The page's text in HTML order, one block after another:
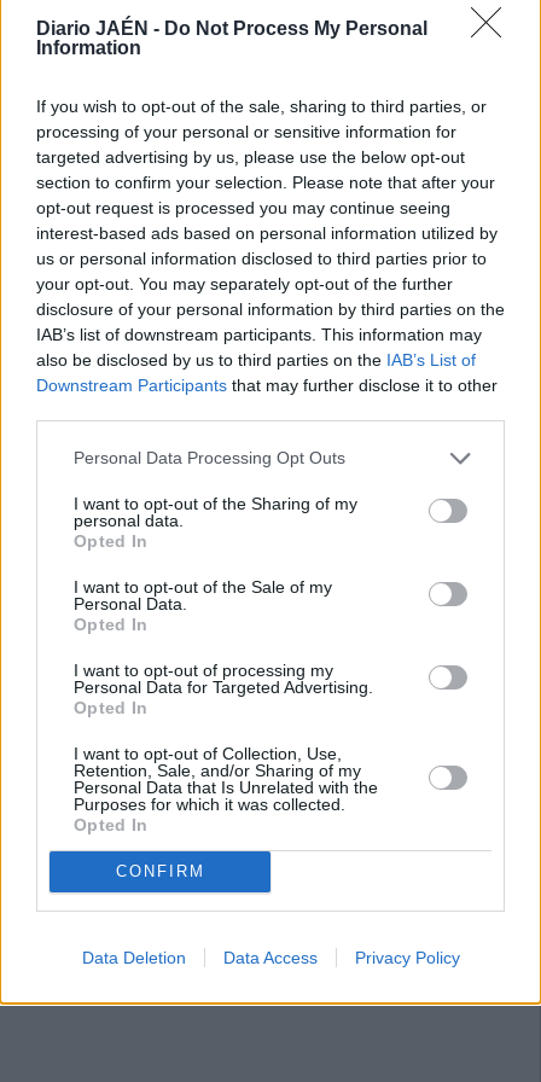
Diario JAÉN - Do Not Process My Personal
Information
If you wish to opt-out of the sale, sharing to third parties, or
processing of your personal or sensitive information for
targeted advertising by us, please use the below opt-out
section to confirm your selection. Please note that after your
opt-out request is processed you may continue seeing
interest-based ads based on personal information utilized by
us or personal information disclosed to third parties prior to
your opt-out. You may separately opt-out of the further
disclosure of your personal information by third parties on the
IAB’s list of downstream participants. This information may
also be disclosed by us to third parties on the IAB’s List of
Downstream Participants that may further disclose it to other
Personal Data Processing Opt Outs
I want to opt-out of the Sharing of my
personal data.
Opted In
I want to opt-out of the Sale of my
Personal Data.
Opted In
I want to opt-out of processing my
Personal Data for Targeted Advertising.
Opted In
I want to opt-out of Collection, Use,
Retention, Sale, and/or Sharing of my
Personal Data that Is Unrelated with the
Purposes for which it was collected.
Opted In
CONFIRM
Data Deletion Data Access Privacy Policy